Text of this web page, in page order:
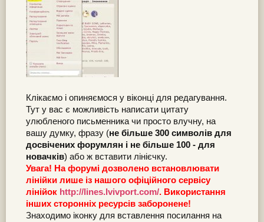
Клікаємо і опиняємося у віконці для редагування.
Тут у вас є можливість написати цитату
улюбленого письменника чи просто влучну, на
вашу думку, фразу (не більше 300 символів для
досвічених форумлян і не більше 100 - для
новачків) або ж вставити лінієчку.
Увага! На форумі дозволено встановлювати
лінійки лише із нашого офіційного сервісу
лінійок http://lines.lvivport.com/. Використання
інших сторонніх ресурсів заборонене!
Знаходимо іконку для вставлення посилання на